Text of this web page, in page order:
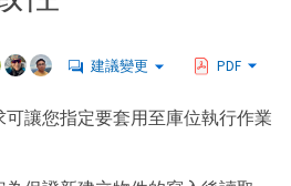
建議變更 PDF
可讓您指定要套用至庫位執行作業